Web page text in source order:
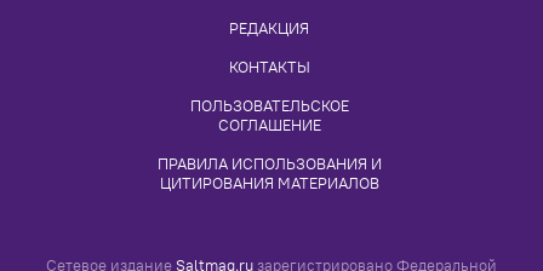
РЕДАКЦИЯ
КОНТАКТЫ
ПОЛЬЗОВАТЕЛЬСКОЕ
СОГЛАШЕНИЕ
ПРАВИЛА ИСПОЛЬЗОВАНИЯ И
ЦИТИРОВАНИЯ МАТЕРИАЛОВ
Сетевое издание Saltmag.ru зарегистрировано Федеральной